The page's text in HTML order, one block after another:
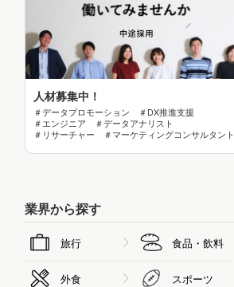
人材募集中！
＃データプロモーション ＃DX推進支援
＃エンジニア ＃データアナリスト
＃リサーチャー ＃マーケティングコンサルタント
業界から探す
旅行 食品・飲料
外食 スポーツ